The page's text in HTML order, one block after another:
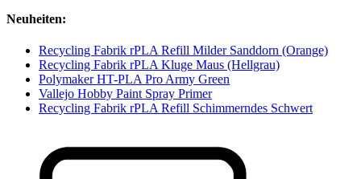
Neuheiten:
Recycling Fabrik rPLA Refill Milder Sanddorn (Orange)
Recycling Fabrik rPLA Kluge Maus (Hellgrau)
Polymaker HT-PLA Pro Army Green
Vallejo Hobby Paint Spray Primer
Recycling Fabrik rPLA Refill Schimmerndes Schwert